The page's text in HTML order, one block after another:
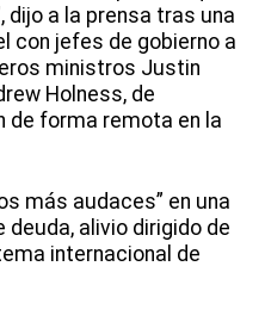
dijo a la prensa tras una
con jefes de gobierno a
ministros Justin
Holness, de
de forma remota en la
más audaces” en una
alivio dirigido de
internacional de